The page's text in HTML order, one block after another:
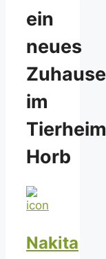
ein
neues
Zuhause
im
Tierheim
Horb
Nakita